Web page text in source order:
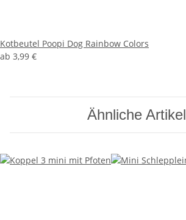
Kotbeutel Poopi Dog Rainbow Colors
ab 3,99 €
Ähnliche Artikel